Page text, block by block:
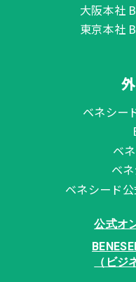
大阪本社
東京本社
ベネシー
ベ
ベ
ベネシード
公式オ
（ビジ